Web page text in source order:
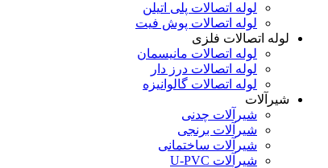
لوله اتصالات پلی اتیلن
لوله اتصالات پوش فیت
لوله اتصالات فلزی
لوله اتصالات مانیسمان
لوله اتصالات درز دار
لوله اتصالات گالوانیزه
شیرآلات
شیرآلات چدنی
شیرآلات برنجی
شیرآلات ساختمانی
شیرآلات U-PVC